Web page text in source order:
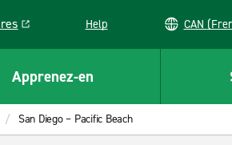
in a new window
Help CAN
Apprenez-en
San Diego – Pacific Beach